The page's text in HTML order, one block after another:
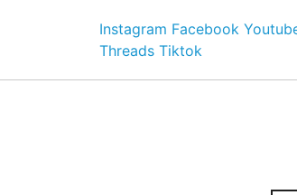
Instagram Facebook
Threads Tiktok